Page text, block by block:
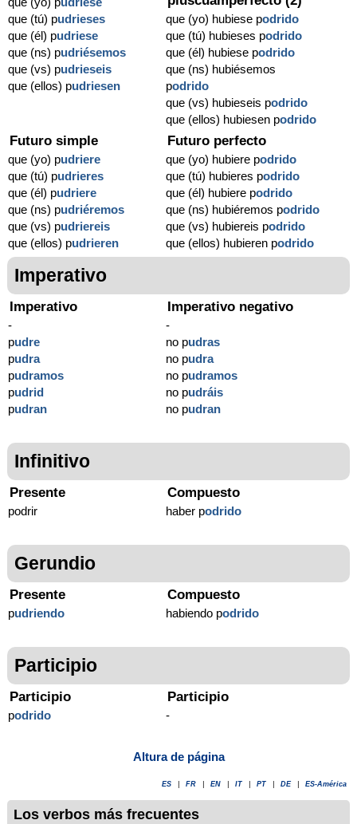
que (tú) pudrieses
que (él) pudriese
que (ns) pudriésemos
que (vs) pudrieseis
que (ellos) pudriesen
que (yo) hubiese podrido
que (tú) hubieses podrido
que (él) hubiese podrido
que (ns) hubiésemos
podrido
que (vs) hubieseis podrido
que (ellos) hubiesen podrido
Futuro simple
que (yo) pudriere
que (tú) pudrieres
que (él) pudriere
que (ns) pudriéremos
que (vs) pudriereis
que (ellos) pudrieren
Futuro perfecto
que (yo) hubiere podrido
que (tú) hubieres podrido
que (él) hubiere podrido
que (ns) hubiéremos podrido
que (vs) hubiereis podrido
que (ellos) hubieren podrido
Imperativo
Imperativo
-
pudre
pudra
pudramos
pudrid
pudran
Imperativo negativo
-
no pudras
no pudra
no pudramos
no pudráis
no pudran
Infinitivo
Presente
podrir
Compuesto
haber podrido
Gerundio
Presente
pudriendo
Compuesto
habiendo podrido
Participio
Participio
podrido
Participio
-
Altura de página
ES FR EN IT PT DE ES-América
Los verbos más frecuentes